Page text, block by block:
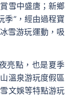
雪中盛唐；新鄉
”，經由過程寶
雪游玩運動，吸
亮點，也是夏季
溫泉游玩度假區
文娛等特點游玩